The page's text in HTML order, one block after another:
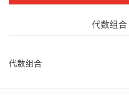
代数组合
代数组合